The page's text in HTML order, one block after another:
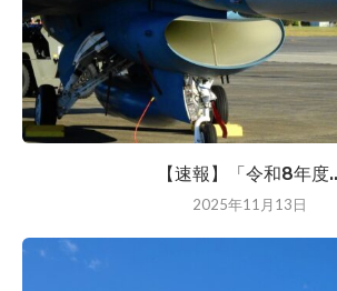
【速報】「令和8年度
2025年11月13日